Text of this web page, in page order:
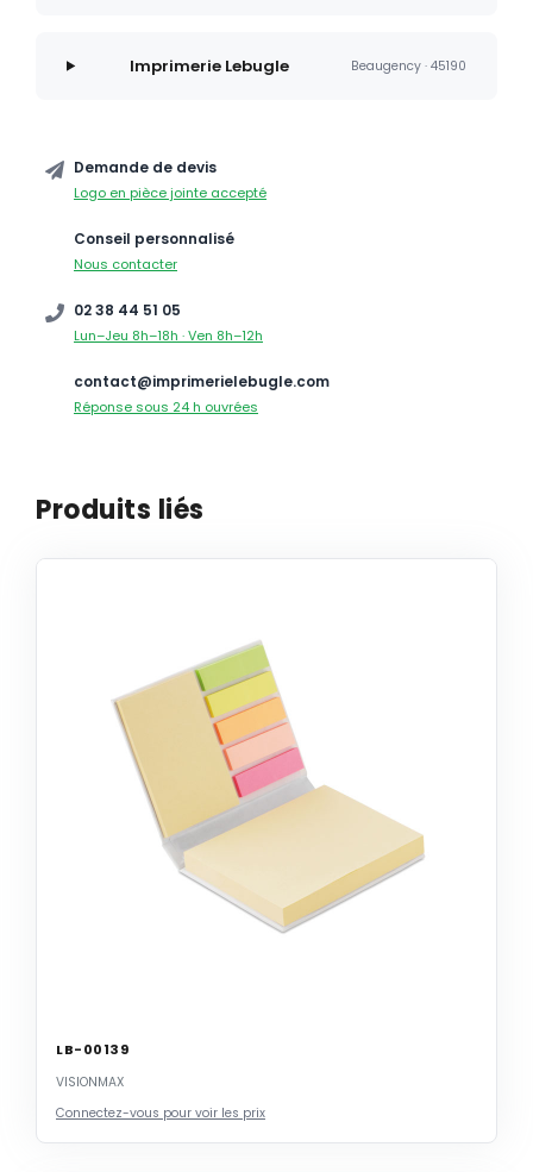
Imprimerie Lebugle Beaugency · 45190
Demande de devis
Logo en pièce jointe accepté
Conseil personnalisé
Nous contacter
02 38 44 51 05
Lun–Jeu 8h–18h · Ven 8h–12h
contact@imprimerielebugle.com
Réponse sous 24 h ouvrées
Produits liés
LB-00139
VISIONMAX
Connectez-vous pour voir les prix